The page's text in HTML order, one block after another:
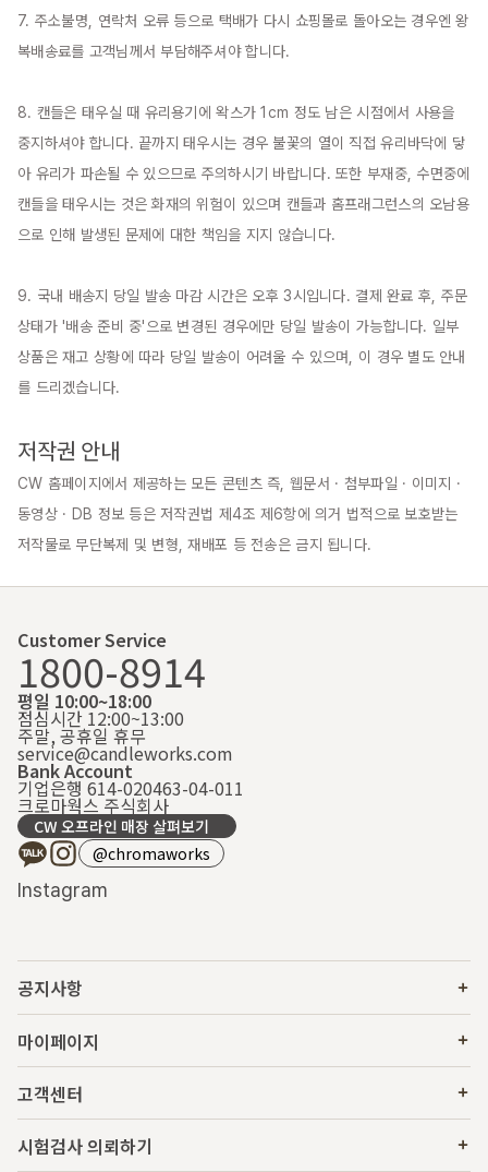
7. 주소불명, 연락처 오류 등으로 택배가 다시 쇼핑몰로 돌아오는 경우엔 왕
복배송료를 고객님께서 부담해주셔야 합니다.
8. 캔들은 태우실 때 유리용기에 왁스가 1cm 정도 남은 시점에서 사용을
중지하셔야 합니다. 끝까지 태우시는 경우 불꽃의 열이 직접 유리바닥에 닿
아 유리가 파손될 수 있으므로 주의하시기 바랍니다. 또한 부재중, 수면중에
캔들을 태우시는 것은 화재의 위험이 있으며 캔들과 홈프래그런스의 오남용
으로 인해 발생된 문제에 대한 책임을 지지 않습니다.
9. 국내 배송지 당일 발송 마감 시간은 오후 3시입니다. 결제 완료 후, 주문
상태가 '배송 준비 중'으로 변경된 경우에만 당일 발송이 가능합니다. 일부
상품은 재고 상황에 따라 당일 발송이 어려울 수 있으며, 이 경우 별도 안내
를 드리겠습니다.
저작권 안내
CW 홈페이지에서 제공하는 모든 콘텐츠 즉, 웹문서 · 첨부파일 · 이미지 ·
동영상 · DB 정보 등은 저작권법 제4조 제6항에 의거 법적으로 보호받는
저작물로 무단복제 및 변형, 재배포 등 전송은 금지 됩니다.
Customer Service
1800-8914
평일 10:00~18:00
점심시간 12:00~13:00
주말, 공휴일 휴무
service@candleworks.com
Bank Account
기업은행 614-020463-04-011
크로마웍스 주식회사
CW 오프라인 매장 살펴보기
@chromaworks
Instagram
공지사항
마이페이지
고객센터
시험검사 의뢰하기